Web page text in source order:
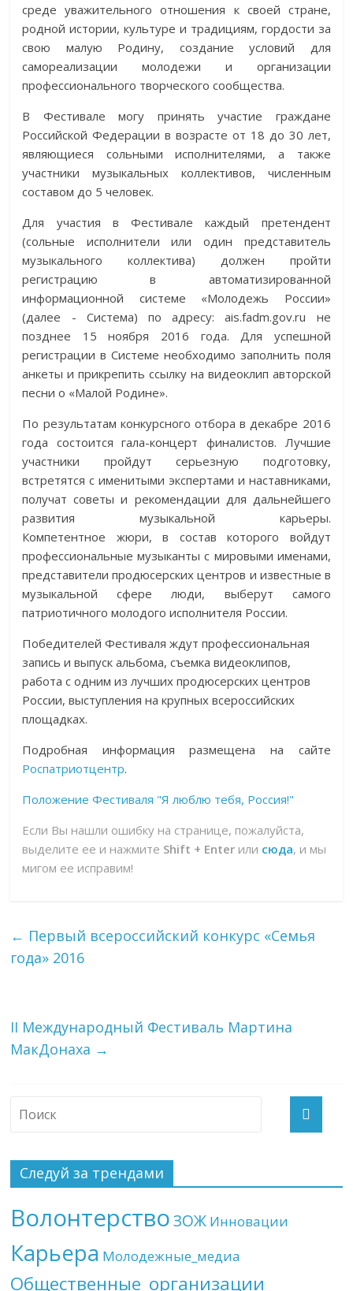
среде уважительного отношения к своей стране,
родной истории, культуре и традициям, гордости за
свою малую Родину, создание условий для
самореализации молодежи и организации
профессионального творческого сообщества.
В Фестивале могу принять участие граждане
Российской Федерации в возрасте от 18 до 30 лет,
являющиеся сольными исполнителями, а также
участники музыкальных коллективов, численным
составом до 5 человек.
Для участия в Фестивале каждый претендент
(сольные исполнители или один представитель
музыкального коллектива) должен пройти
регистрацию в автоматизированной
информационной системе «Молодежь России»
(далее - Система) по адресу: ais.fadm.gov.ru не
позднее 15 ноября 2016 года. Для успешной
регистрации в Системе необходимо заполнить поля
анкеты и прикрепить ссылку на видеоклип авторской
песни о «Малой Родине».
По результатам конкурсного отбора в декабре 2016
года состоится гала-концерт финалистов. Лучшие
участники пройдут серьезную подготовку,
встретятся с именитыми экспертами и наставниками,
получат советы и рекомендации для дальнейшего
развития музыкальной карьеры.
Компетентное жюри, в состав которого войдут
профессиональные музыканты с мировыми именами,
представители продюсерских центров и известные в
музыкальной сфере люди, выберут самого
патриотичного молодого исполнителя России.
Победителей Фестиваля ждут профессиональная
запись и выпуск альбома, съемка видеоклипов,
работа с одним из лучших продюсерских центров
России, выступления на крупных всероссийских
площадках.
Подробная информация размещена на сайте
Роспатриотцентр.
Положение Фестиваля "Я люблю тебя, Россия!"
Если Вы нашли ошибку на странице, пожалуйста,
выделите ее и нажмите Shift + Enter или сюда, и мы
мигом ее исправим!
← Первый всероссийский конкурс «Семья
года» 2016
II Международный Фестиваль Мартина
МакДонаха →
Следуй за трендами
Волонтерство ЗОЖ Инновации
Карьера Молодежные_медиа
Общественные_организации